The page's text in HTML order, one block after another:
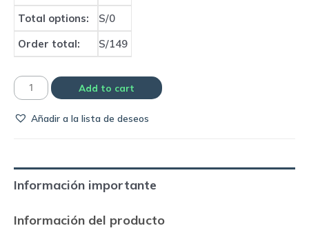
Total options:
S/0
Order total:
S/149
Camiseta
2020/21
|
Nike
Add to cart
Añadir a la lista de deseos
Información importante
Información del producto